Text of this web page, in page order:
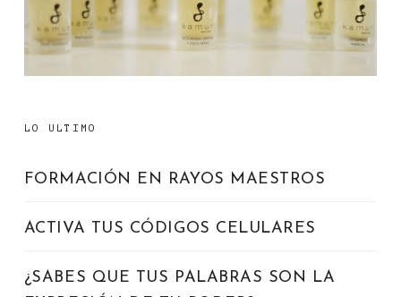
LO ULTIMO
FORMACIÓN EN RAYOS MAESTROS
ACTIVA TUS CÓDIGOS CELULARES
¿SABES QUE TUS PALABRAS SON LA